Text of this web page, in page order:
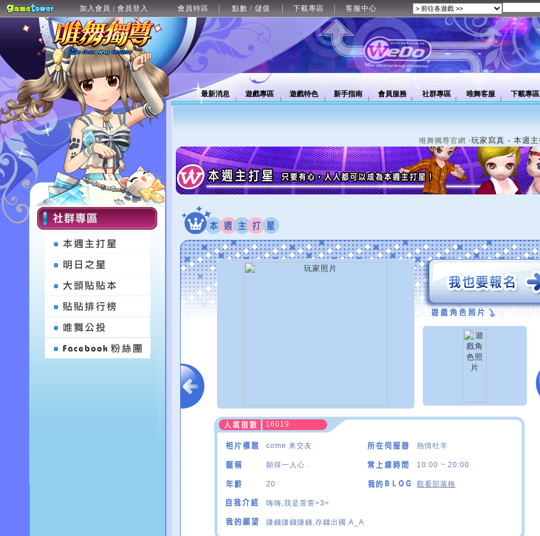
加入會員 | 會員登入 會員特區 點數 / 儲值 下載專區 客服中心
最新消息 遊戲專區 遊戲特色 新手指南 會員服務 社群專區 唯舞客服 下載專區
唯舞獨尊官網 ‧玩家寫真 - 本週主
16019
come 來交友 熱情牡羊
願得一人心﹒ 10:00 ~ 20:00
20 觀看部落格
嗨嗨,我是萱萱>3<
賺錢賺錢賺錢,存錢出國 A_A